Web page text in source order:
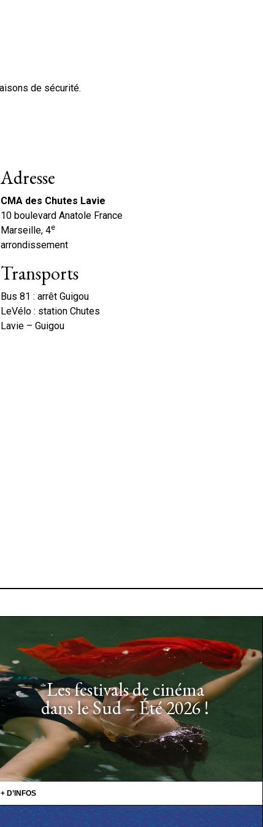
de sécurité.
Adresse
CMA des Chutes Lavie
10 boulevard Anatole France
Marseille, 4e
arrondissement
Transports
Bus 81 : arrêt Guigou
LeVélo : station Chutes
Lavie – Guigou
Les festivals de cinéma
dans le Sud – Été 2026 !
+ D’INFOS